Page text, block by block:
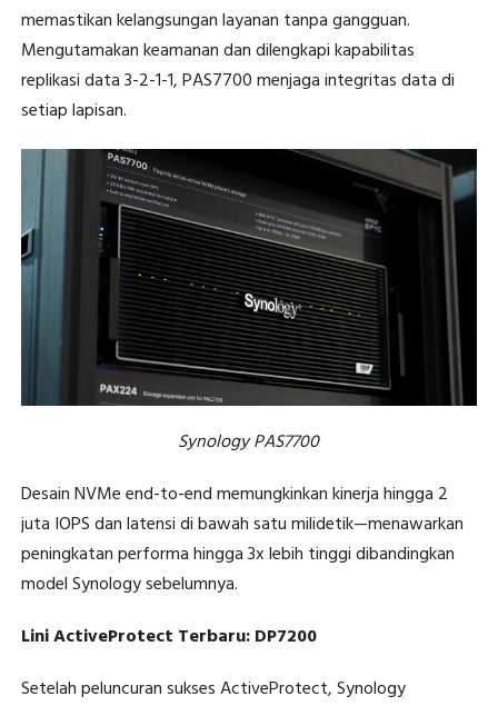
memastikan kelangsungan layanan tanpa gangguan.
Mengutamakan keamanan dan dilengkapi kapabilitas
replikasi data 3-2-1-1, PAS7700 menjaga integritas data di
setiap lapisan.
Synology PAS7700
Desain NVMe end-to-end memungkinkan kinerja hingga 2
juta IOPS dan latensi di bawah satu milidetik—menawarkan
peningkatan performa hingga 3x lebih tinggi dibandingkan
model Synology sebelumnya.
Lini ActiveProtect Terbaru: DP7200
Setelah peluncuran sukses ActiveProtect, Synology